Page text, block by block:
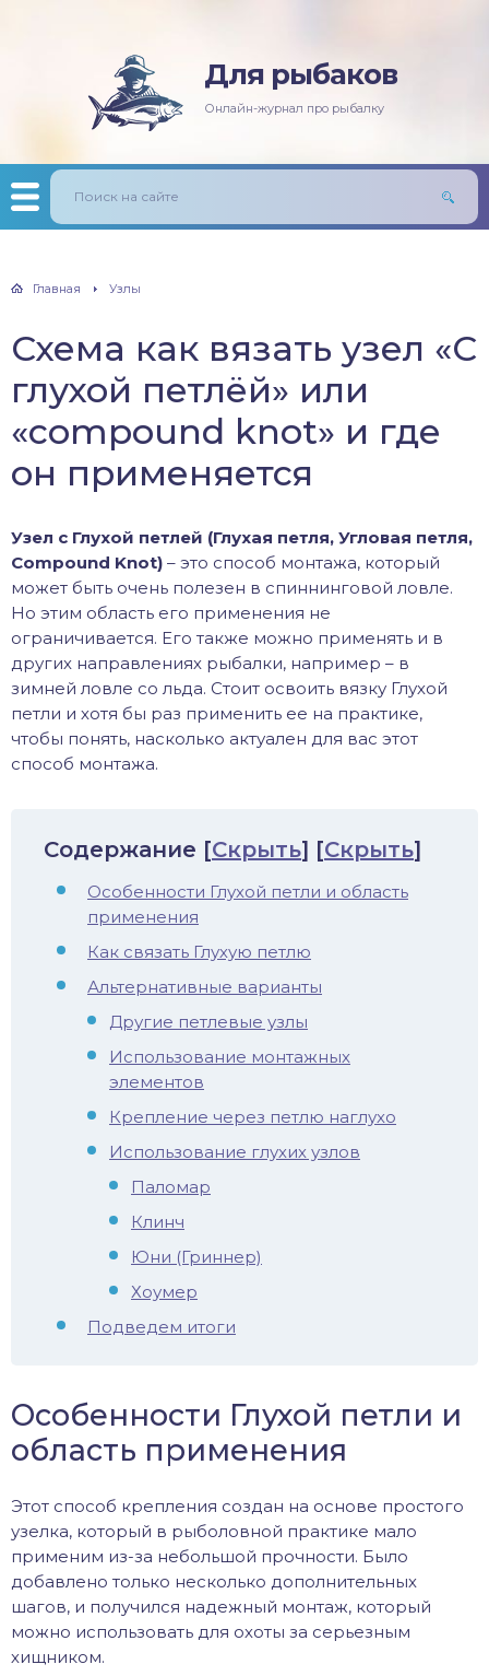
Для рыбаков
Онлайн-журнал про рыбалку
Главная Узлы
Схема как вязать узел «С
глухой петлёй» или
«compound knot» и где
он применяется
Узел с Глухой петлей (Глухая петля, Угловая петля,
Compound Knot) – это способ монтажа, который
может быть очень полезен в спиннинговой ловле.
Но этим область его применения не
ограничивается. Его также можно применять и в
других направлениях рыбалки, например – в
зимней ловле со льда. Стоит освоить вязку Глухой
петли и хотя бы раз применить ее на практике,
чтобы понять, насколько актуален для вас этот
способ монтажа.
Содержание [Скрыть] [Скрыть]
Особенности Глухой петли и область
применения
Как связать Глухую петлю
Альтернативные варианты
Другие петлевые узлы
Использование монтажных
элементов
Крепление через петлю наглухо
Использование глухих узлов
Паломар
Клинч
Юни (Гриннер)
Хоумер
Подведем итоги
Особенности Глухой петли и
область применения
Этот способ крепления создан на основе простого
узелка, который в рыболовной практике мало
применим из-за небольшой прочности. Было
добавлено только несколько дополнительных
шагов, и получился надежный монтаж, который
можно использовать для охоты за серьезным
хищником.
рыбалка
рыбалкаснасть
и донки
билет